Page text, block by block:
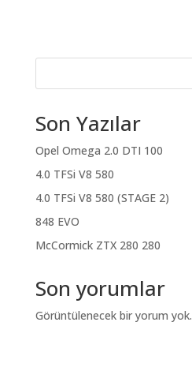
Son Yazılar
Opel Omega 2.0 DTI 100
4.0 TFSi V8 580
4.0 TFSi V8 580 (STAGE 2)
848 EVO
McCormick ZTX 280 280
Son yorumlar
Görüntülenecek bir yorum yok.